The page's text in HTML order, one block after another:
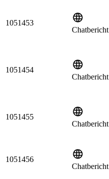
1051453
Chatbericht
1051454
Chatbericht
1051455
Chatbericht
1051456
Chatbericht